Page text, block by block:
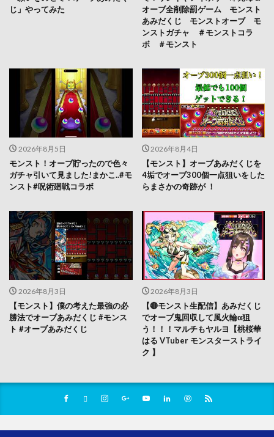
じ」やってみた
オーブ全削除罰ゲーム モンスト
あみだくじ モンストオーブ モ
ンストガチャ ＃モンストコラ
ボ ＃モンスト
2026年8月5日
モンスト！オーブ貯ったので色々
ガチャ引いて見ました!まかこ..#モ
ンスト#呪術廻戦コラボ
2026年8月4日
【モンスト】オーブあみだくじを
4垢でオーブ300個一点狙いをした
らまさかの奇跡が ！
2026年8月3日
【モンスト】僕の考えた最強の必
勝法でオーブあみだくじ #モンス
ト #オーブあみだくじ
2026年8月3日
【🔴モンスト生配信】あみだくじ
でオーブ鬼回収して風火輪α狙
う！！！マルチもヤルヨ【桃桜華
はる VTuber モンスターストライ
ク 】